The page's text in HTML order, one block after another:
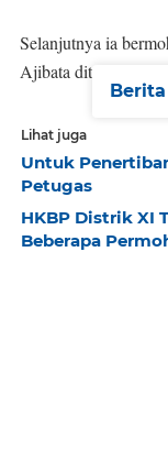
Selanjutnya ia
Ajibata ditingkatkan
Lihat juga
Untuk
Petugas
HKBP Distrik XI
Beberapa